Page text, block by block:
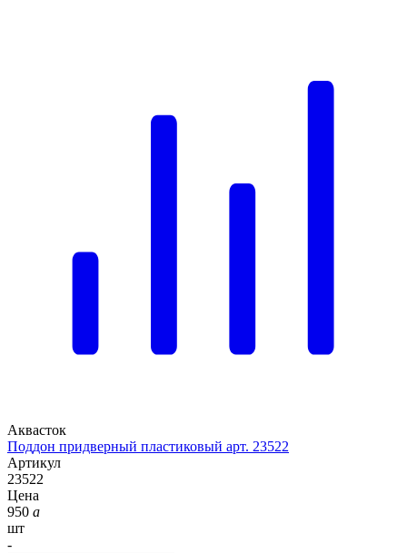
Аквасток
Поддон придверный пластиковый арт. 23522
Артикул
23522
Цена
950 a
шт
-